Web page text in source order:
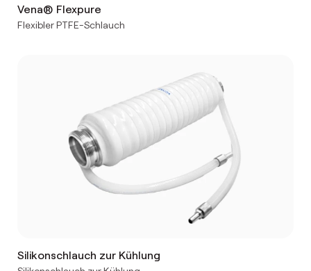
Vena® Flexpure
Flexibler PTFE-Schlauch
Silikonschlauch zur Kühlung